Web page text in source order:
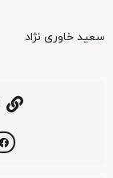
سعید خاوری نژاد